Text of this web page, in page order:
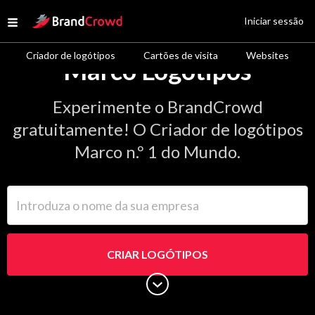
Open menu
Site Logo
Criador de logótipos Cartões de visita Websites
Iniciar sessão
Marco Logótipos
Experimente o BrandCrowd
gratuitamente! O Criador de logótipos
Marco n.º 1 do Mundo.
CRIAR LOGÓTIPOS